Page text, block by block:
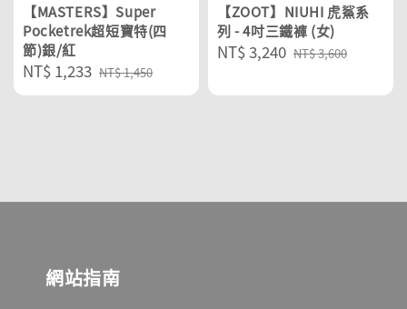
【MASTERS】Super
Pocketrek超短寶特(四
節)銀/紅
Sale
price
NT$ 1,233 Regular
price
NT$ 1,450
【ZOOT】NIUHI 虎鯊系
列 - 4吋三鐵褲 (女)
Sale
NT$ 3,240 Regular
NT$ 3,600
網站指南